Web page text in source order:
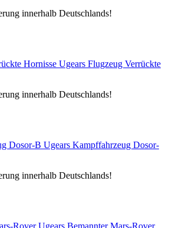
innerhalb Deutschlands!
Ugears Flugzeug Verrückte
innerhalb Deutschlands!
Ugears Kampffahrzeug Dosor-
innerhalb Deutschlands!